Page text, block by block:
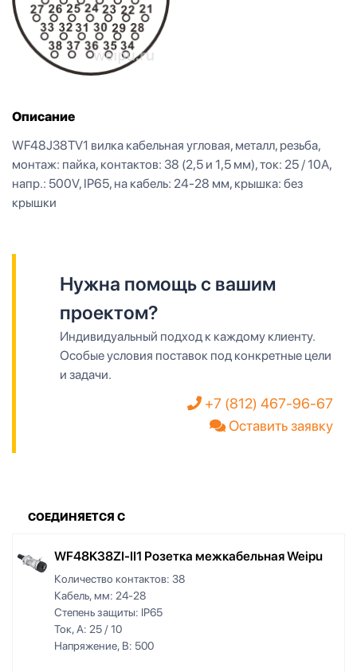
Описание
WF48J38TV1 вилка кабельная угловая, металл, резьба,
монтаж: пайка, контактов: 38 (2,5 и 1,5 мм), ток: 25 / 10А,
напр.: 500V, IP65, на кабель: 24-28 мм, крышка: без
крышки
Нужна помощь с вашим
проектом?
Индивидуальный подход к каждому клиенту.
Особые условия поставок под конкретные цели
и задачи.
+7 (812) 467-96-67
Оставить заявку
СОЕДИНЯЕТСЯ С
WF48K38ZI-II1 Розетка межкабельная Weipu
Количество контактов: 38
Кабель, мм: 24-28
Степень защиты: IP65
Ток, А: 25 / 10
Напряжение, В: 500